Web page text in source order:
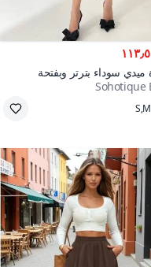
ميدي سوداء بترتر وبفتحة
Sohotique
S,M